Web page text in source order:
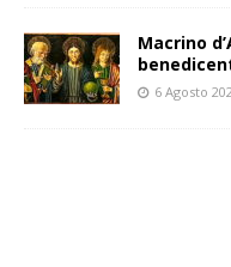
Macrino
6 Agosto